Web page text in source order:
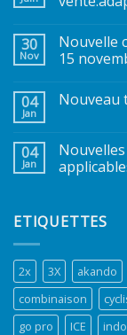
30
Nov
Nouvelle
15
04
Jan
Nouveau
04
Jan
ETIQUETTES
2x 3X akando
combinaison
go pro
ICE